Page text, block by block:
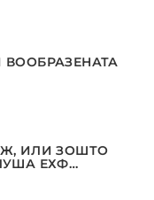
ИЛИ ЗОШТО
ЕХФ